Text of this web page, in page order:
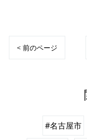
< 前のページ
#名古屋市